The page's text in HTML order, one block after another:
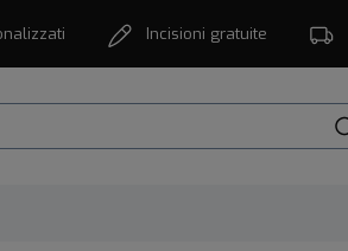
Incisioni gratuite